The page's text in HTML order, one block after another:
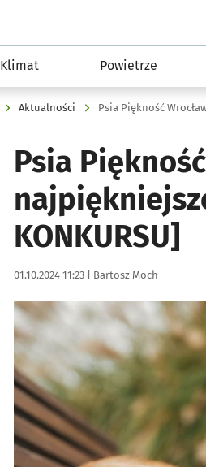
Klimat Powietrze
Aktualności Psia Piękność
Psia
KONKURSU]
Data publikacji:
01.10.2024 11:23 | Autor:
Bartosz Moch
Kliknij, aby powiększyć